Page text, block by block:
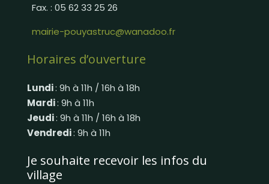
Fax. : 05 62 33 25 26
mairie-pouyastruc@wanadoo.fr
Horaires d’ouverture
Lundi: 9h à 11h / 16h à 18h
Mardi: 9h à 11h
Jeudi: 9h à 11h / 16h à 18h
Vendredi: 9h à 11h
Je souhaite recevoir les infos du
village